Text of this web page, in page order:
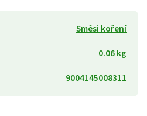
Směsi koření
0.06 kg
9004145008311